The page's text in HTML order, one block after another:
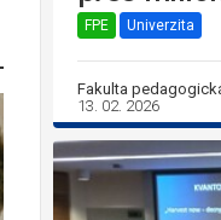
FPE Univerzita
Fakulta
13. 02. 2026